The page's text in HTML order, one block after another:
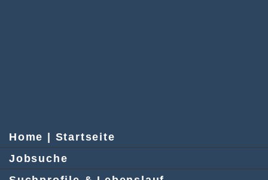
Home | Startseite
Jobsuche